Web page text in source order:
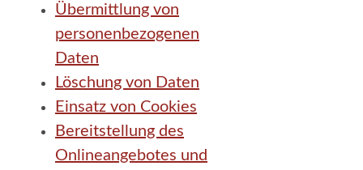
Übermittlung von
personenbezogenen
Daten
Löschung von Daten
Einsatz von Cookies
Bereitstellung des
Onlineangebotes und